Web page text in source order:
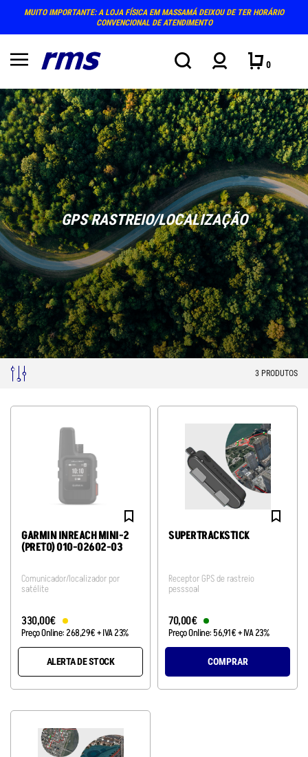
MUITO IMPORTANTE: A LOJA FÍSICA EM MASSAMÁ DEIXOU DE TER HORÁRIO
CONVENCIONAL DE ATENDIMENTO
0
GPS RASTREIO/LOCALIZAÇÃO
3PRODUTOS
GARMIN INREACH MINI-2
(PRETO) 010-02602-03
Comunicador/localizador por
satélite
330,00€
Preço Online: 268,29€+ IVA 23%
ALERTA DE STOCK
SUPERTRACKSTICK
Receptor GPS de rastreio
pesssoal
70,00€
Preço Online: 56,91€+ IVA 23%
COMPRAR